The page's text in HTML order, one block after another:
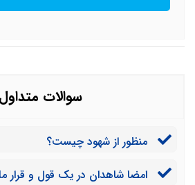
سوالات متداول
منظور از شهود چیست؟
امضا شاهدان در یک قول و قرار ملکی چه تاثیری دارد؟